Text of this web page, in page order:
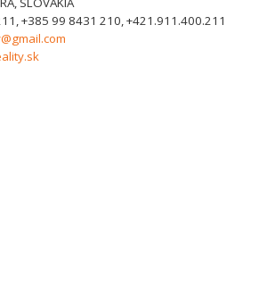
+385 99 8431 210, +421.911.400.211